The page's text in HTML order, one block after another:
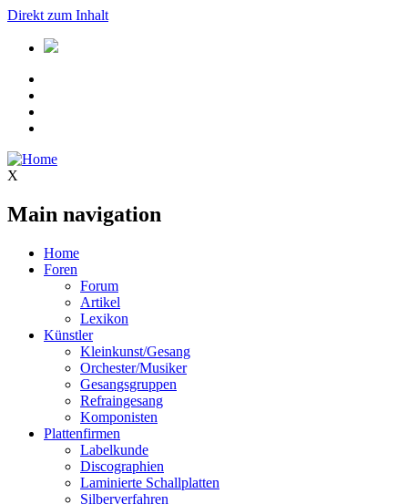
Direkt zum Inhalt
X
Main navigation
Home
Foren
Forum
Artikel
Lexikon
Künstler
Kleinkunst/Gesang
Orchester/Musiker
Gesangsgruppen
Refraingesang
Komponisten
Plattenfirmen
Labelkunde
Discographien
Laminierte Schallplatten
Silberverfahren